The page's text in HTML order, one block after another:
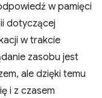
w pamięci
dotyczącej
w trakcie
zasobu jest
ale dzięki temu
i z czasem